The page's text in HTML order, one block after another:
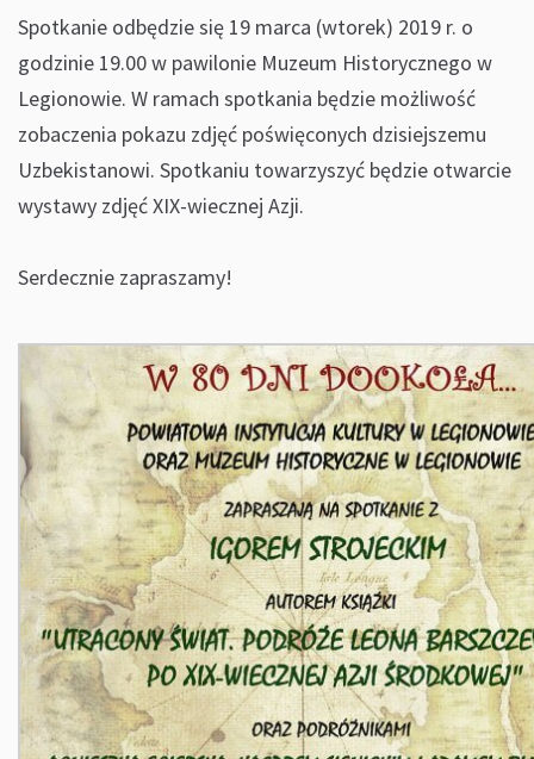
Spotkanie odbędzie się 19 marca (wtorek) 2019 r. o
godzinie 19.00 w pawilonie Muzeum Historycznego w
Legionowie. W ramach spotkania będzie możliwość
zobaczenia pokazu zdjęć poświęconych dzisiejszemu
Uzbekistanowi. Spotkaniu towarzyszyć będzie otwarcie
wystawy zdjęć XIX-wiecznej Azji.
Serdecznie zapraszamy!